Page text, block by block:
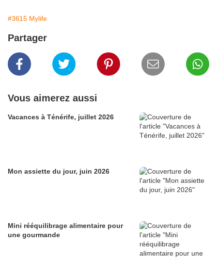
#3615 Mylife
Partager
Vous aimerez aussi
Vacances à Ténérife, juillet 2026
Mon assiette du jour, juin 2026
Mini rééquilibrage alimentaire pour
une gourmande